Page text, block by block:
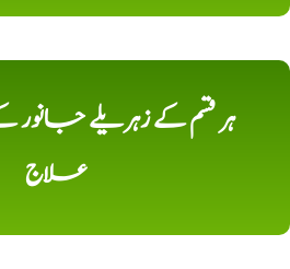
ہر قسم کے زہریلے جانور کے
علاج